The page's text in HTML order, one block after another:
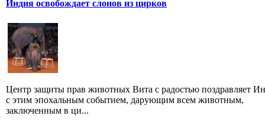
Индия освобождает слонов из цирков
Центр защиты прав животных Вита с радостью поздравляет
с этим эпохальным событием, дарующим всем животным,
заключенным в ци...